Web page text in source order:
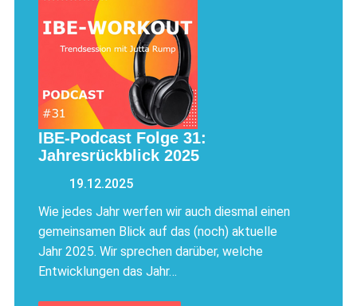
IBE-Podcast Folge 31:
Jahresrückblick 2025
19.12.2025
Wie jedes Jahr werfen wir auch diesmal einen
gemeinsamen Blick auf das (noch) aktuelle
Jahr 2025. Wir sprechen darüber, welche
Entwicklungen das Jahr…